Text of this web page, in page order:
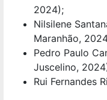
2024);
Nilsilene
Maranhão,
Pedro Paulo
Juscelino,
Rui Fernandes